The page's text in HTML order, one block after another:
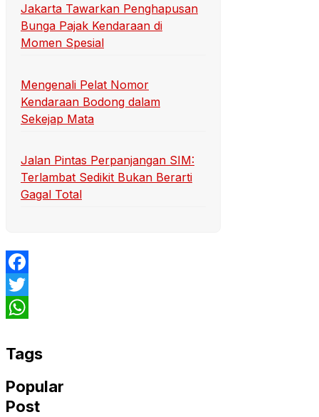
Jakarta Tawarkan Penghapusan
Bunga Pajak Kendaraan di
Momen Spesial
Mengenali Pelat Nomor
Kendaraan Bodong dalam
Sekejap Mata
Jalan Pintas Perpanjangan SIM:
Terlambat Sedikit Bukan Berarti
Gagal Total
Facebook
Twitter
Tags
Popular
Post